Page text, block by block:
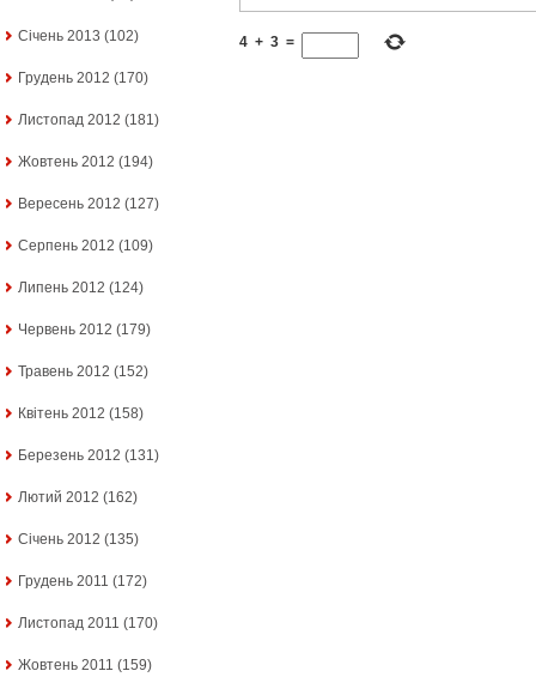
Січень 2013 (102)
Грудень 2012 (170)
Листопад 2012 (181)
Жовтень 2012 (194)
Вересень 2012 (127)
Серпень 2012 (109)
Липень 2012 (124)
Червень 2012 (179)
Травень 2012 (152)
Квітень 2012 (158)
Березень 2012 (131)
Лютий 2012 (162)
Січень 2012 (135)
Грудень 2011 (172)
Листопад 2011 (170)
Жовтень 2011 (159)
4 + 3 =